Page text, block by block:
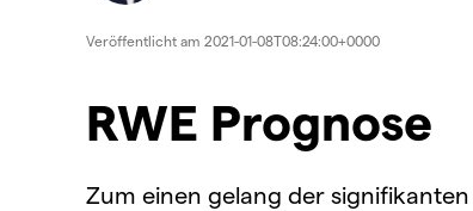
Veröffentlicht am 2021-01-08T08:24:00+0000
RWE Prognose
Zum einen gelang der